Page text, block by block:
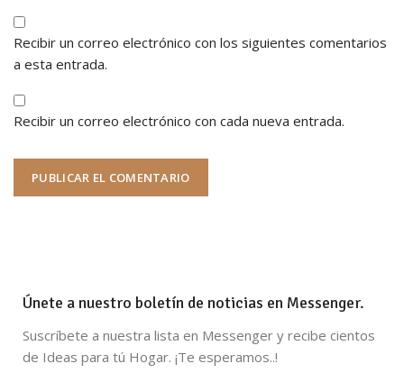
Recibir un correo electrónico con los siguientes comentarios
a esta entrada.
Recibir un correo electrónico con cada nueva entrada.
Únete a nuestro boletín de noticias en Messenger.
Suscríbete a nuestra lista en Messenger y recibe cientos
de Ideas para tú Hogar. ¡Te esperamos..!